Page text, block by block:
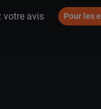
votre avis
Pour les